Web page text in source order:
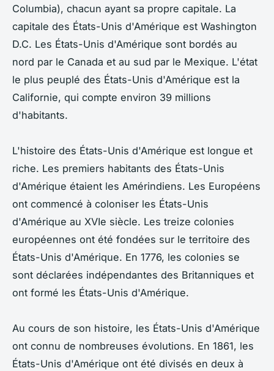
Columbia), chacun ayant sa propre capitale. La
capitale des États-Unis d'Amérique est Washington
D.C. Les États-Unis d'Amérique sont bordés au
nord par le Canada et au sud par le Mexique. L'état
le plus peuplé des États-Unis d'Amérique est la
Californie, qui compte environ 39 millions
d'habitants.
L'histoire des États-Unis d'Amérique est longue et
riche. Les premiers habitants des États-Unis
d'Amérique étaient les Amérindiens. Les Européens
ont commencé à coloniser les États-Unis
d'Amérique au XVIe siècle. Les treize colonies
européennes ont été fondées sur le territoire des
États-Unis d'Amérique. En 1776, les colonies se
sont déclarées indépendantes des Britanniques et
ont formé les États-Unis d'Amérique.
Au cours de son histoire, les États-Unis d'Amérique
ont connu de nombreuses évolutions. En 1861, les
États-Unis d'Amérique ont été divisés en deux à